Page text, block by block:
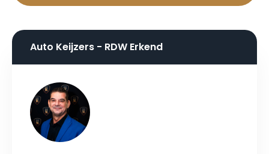
Auto Keijzers - RDW Erkend